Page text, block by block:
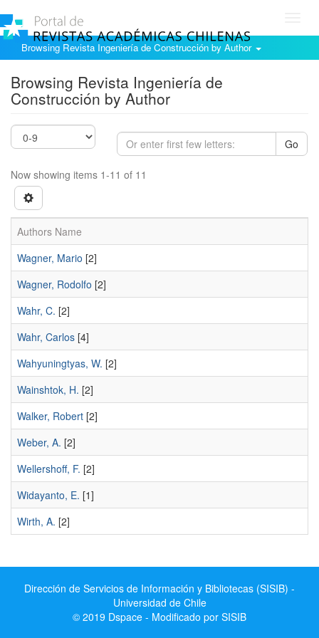
Browsing Revista Ingeniería de Construcción by Author
Browsing Revista Ingeniería de
Construcción by Author
Go
Now showing items 1-11 of 11
Authors Name
Wagner, Mario [2]
Wagner, Rodolfo [2]
Wahr, C. [2]
Wahr, Carlos [4]
Wahyuningtyas, W. [2]
Wainshtok, H. [2]
Walker, Robert [2]
Weber, A. [2]
Wellershoff, F. [2]
Widayanto, E. [1]
Wirth, A. [2]
Dirección de Servicios de Información y Bibliotecas (SISIB) -
Universidad de Chile
© 2019 Dspace - Modificado por SISIB